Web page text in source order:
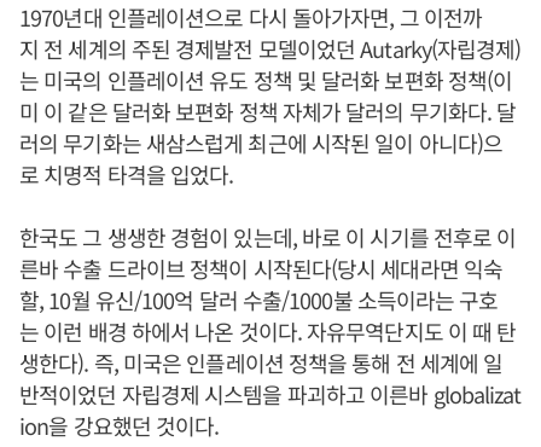
1970년대 인플레이션으로 다시 돌아가자면, 그 이전까
지 전 세계의 주된 경제발전 모델이었던 Autarky(자립경제)
는 미국의 인플레이션 유도 정책 및 달러화 보편화 정책(이
미 이 같은 달러화 보편화 정책 자체가 달러의 무기화다. 달
러의 무기화는 새삼스럽게 최근에 시작된 일이 아니다)으
로 치명적 타격을 입었다.
한국도 그 생생한 경험이 있는데, 바로 이 시기를 전후로 이
른바 수출 드라이브 정책이 시작된다(당시 세대라면 익숙
할, 10월 유신/100억 달러 수출/1000불 소득이라는 구호
는 이런 배경 하에서 나온 것이다. 자유무역단지도 이 때 탄
생한다). 즉, 미국은 인플레이션 정책을 통해 전 세계에 일
반적이었던 자립경제 시스템을 파괴하고 이른바 globalizat
ion을 강요했던 것이다.